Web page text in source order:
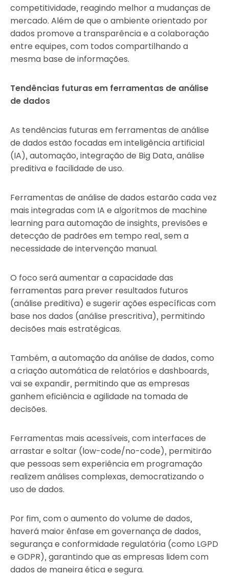
competitividade, reagindo melhor a mudanças de
mercado. Além de que o ambiente orientado por
dados promove a transparência e a colaboração
entre equipes, com todos compartilhando a
mesma base de informações.
Tendências futuras em ferramentas de análise
de dados
As tendências futuras em ferramentas de análise
de dados estão focadas em inteligência artificial
(IA), automação, integração de Big Data, análise
preditiva e facilidade de uso.
Ferramentas de análise de dados estarão cada vez
mais integradas com IA e algoritmos de machine
learning para automação de insights, previsões e
detecção de padrões em tempo real, sem a
necessidade de intervenção manual.
O foco será aumentar a capacidade das
ferramentas para prever resultados futuros
(análise preditiva) e sugerir ações específicas com
base nos dados (análise prescritiva), permitindo
decisões mais estratégicas.
Também, a automação da análise de dados, como
a criação automática de relatórios e dashboards,
vai se expandir, permitindo que as empresas
ganhem eficiência e agilidade na tomada de
decisões.
Ferramentas mais acessíveis, com interfaces de
arrastar e soltar (low-code/no-code), permitirão
que pessoas sem experiência em programação
realizem análises complexas, democratizando o
uso de dados.
Por fim, com o aumento do volume de dados,
haverá maior ênfase em governança de dados,
segurança e conformidade regulatória (como LGPD
e GDPR), garantindo que as empresas lidem com
dados de maneira ética e segura.